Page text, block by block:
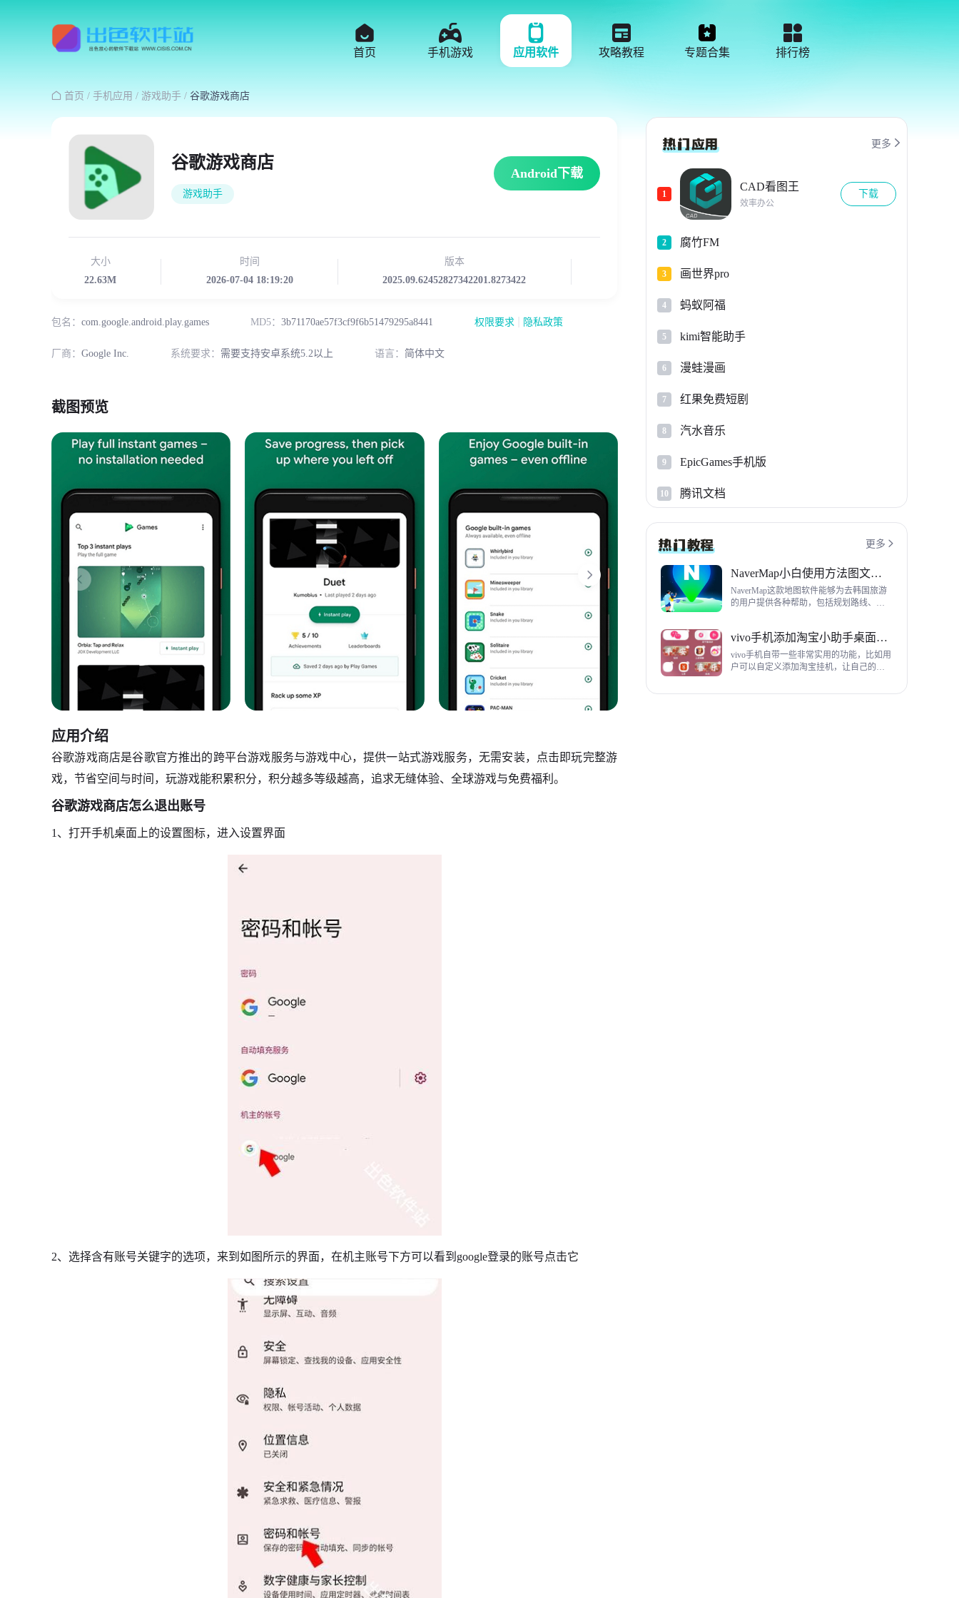
首页 手机游戏 应用软件 攻略教程 专题合集 排行榜
 首页 / 手机应用 / 游戏助手 / 谷歌游戏商店
谷歌游戏商店
游戏助手
Android下载
大小
22.63M
时间
2026-07-04 18:19:20
版本
2025.09.62452827342201.8273422
包名： com.google.android.play.games MD5： 3b71170ae57f3cf9f6b51479295a8441 权限要求 隐私政策
厂商： Google Inc. 系统要求： 需要支持安卓系统5.2以上 语言： 简体中文
截图预览
应用介绍
谷歌游戏商店是谷歌官方推出的跨平台游戏服务与游戏中心，提供一站式游戏服务，无需安装，点击即玩完整游
戏，节省空间与时间，玩游戏能积累积分，积分越多等级越高，追求无缝体验、全球游戏与免费福利。
谷歌游戏商店怎么退出账号
1、打开手机桌面上的设置图标，进入设置界面
2、选择含有账号关键字的选项，来到如图所示的界面，在机主账号下方可以看到google登录的账号点击它
更多 
1
CAD看图王
效率办公
下载
2 腐竹FM
3 画世界pro
4 蚂蚁阿福
5 kimi智能助手
6 漫蛙漫画
7 红果免费短剧
8 汽水音乐
9 EpicGames手机版
10 腾讯文档
更多 
NaverMap小白使用方法图文教程
NaverMap这款地图软件能够为去韩国旅游
的用户提供各种帮助，包括规划路线、导
教程，希望对各位有帮助。
vivo手机添加淘宝小助手桌面挂件方法
vivo手机自带一些非常实用的功能，比如用
户可以自定义添加淘宝挂机，让自己的购
相当方便，下面为大家带来添加淘宝小助